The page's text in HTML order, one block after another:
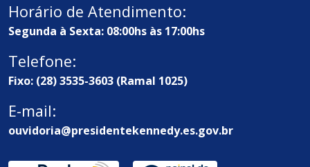
Horário de Atendimento:
Segunda à Sexta: 08:00hs às 17:00hs
Telefone:
Fixo: (28) 3535-3603 (Ramal 1025)
E-mail:
ouvidoria@presidentekennedy.es.gov.br